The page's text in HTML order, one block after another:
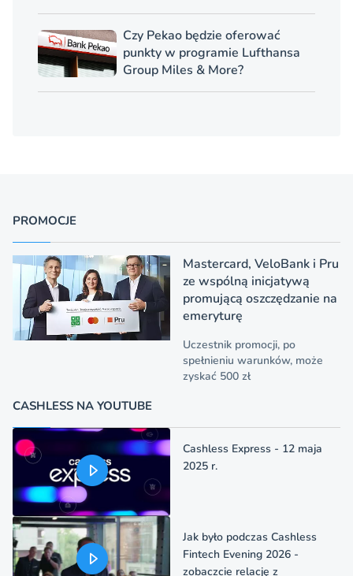
Czy Pekao będzie oferować
punkty w programie Lufthansa
Group Miles & More?
PROMOCJE
Mastercard, VeloBank i Pru
ze wspólną inicjatywą
promującą oszczędzanie na
emeryturę
Uczestnik promocji, po
spełnieniu warunków, może
zyskać 500 zł
CASHLESS NA YOUTUBE
Cashless Express - 12 maja
2025 r.
Jak było podczas Cashless
Fintech Evening 2026 -
zobaczcie relację z